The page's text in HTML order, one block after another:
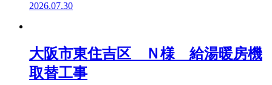
2026.07.30
大阪市東住吉区 Ｎ様 給湯暖房機
取替工事